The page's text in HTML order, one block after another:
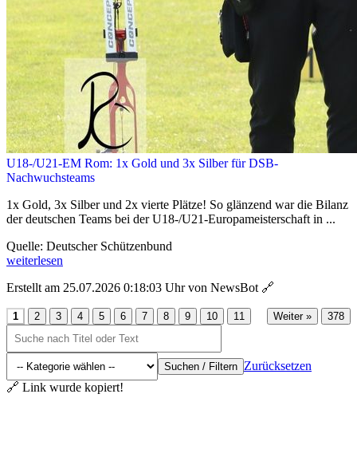
U18-/U21-EM Rom: 1x Gold und 3x Silber für DSB-
Nachwuchsteams
1x Gold, 3x Silber und 2x vierte Plätze! So glänzend war die Bilanz
der deutschen Teams bei der U18-/U21-Europameisterschaft in ...
Quelle: Deutscher Schützenbund
weiterlesen
Erstellt am 25.07.2026 0:18:03 Uhr von NewsBot 🔗
1 2 3 4 5 6 7 8 9 10 11 Weiter » 378
Suchen / Filtern Zurücksetzen
🔗 Link wurde kopiert!